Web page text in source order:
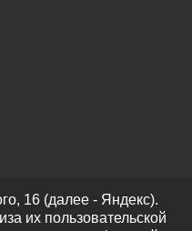
16 (далее - Яндекс).
их пользовательской